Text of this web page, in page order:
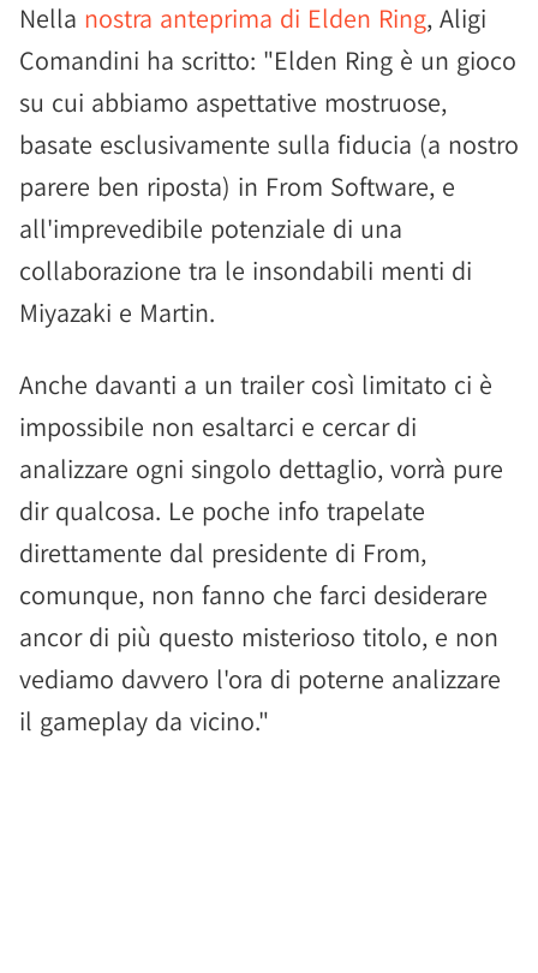
Nella nostra anteprima di Elden Ring, Aligi
Comandini ha scritto: "Elden Ring è un gioco
su cui abbiamo aspettative mostruose,
basate esclusivamente sulla fiducia (a nostro
parere ben riposta) in From Software, e
all'imprevedibile potenziale di una
collaborazione tra le insondabili menti di
Miyazaki e Martin.
Anche davanti a un trailer così limitato ci è
impossibile non esaltarci e cercar di
analizzare ogni singolo dettaglio, vorrà pure
dir qualcosa. Le poche info trapelate
direttamente dal presidente di From,
comunque, non fanno che farci desiderare
ancor di più questo misterioso titolo, e non
vediamo davvero l'ora di poterne analizzare
il gameplay da vicino."